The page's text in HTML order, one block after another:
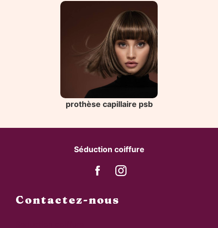
prothèse capillaire psb
Séduction coiffure
Contactez-nous